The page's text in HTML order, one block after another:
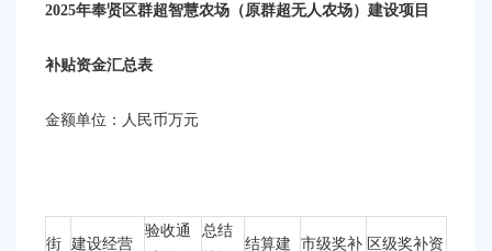
2025年奉贤区群超智慧农场（原群超无人农场）建设项目
补贴资金汇总表
金额单位：人民币万元
街 建设经营
验收通
总结
结算建
市级奖补 区级奖补资